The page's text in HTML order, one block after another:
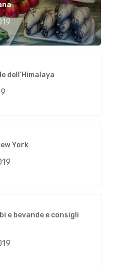
dell’Himalaya
York
e bevande e consigli